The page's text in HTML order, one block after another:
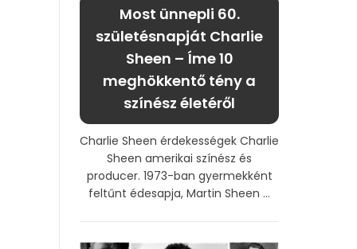
Most ünnepli 60.
születésnapját Charlie
Sheen – Íme 10
meghökkentő tény a
színész életéről
Charlie Sheen érdekességek Charlie
Sheen amerikai színész és
producer. 1973-ban gyermekként
feltűnt édesapja, Martin Sheen ...